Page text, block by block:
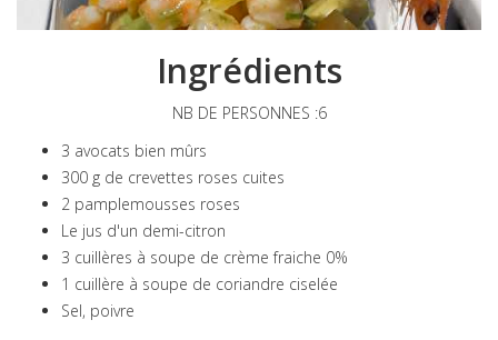
Ingrédients
NB DE PERSONNES :6
3 avocats bien mûrs
300 g de crevettes roses cuites
2 pamplemousses roses
Le jus d'un demi-citron
3 cuillères à soupe de crème fraiche 0%
1 cuillère à soupe de coriandre ciselée
Sel, poivre